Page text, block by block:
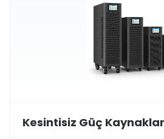
Kesintisiz Güç